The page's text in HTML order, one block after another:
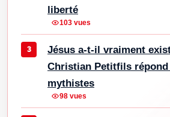
liberté
103 vues
Jésus a-t-il vraiment
Christian Petitfils répond
mythistes
98 vues